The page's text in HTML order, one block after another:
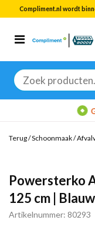
Compliment.nl wordt
Zoeken
naar:
Terug/Schoonmaak/
Powersterko
125 cm |
Artikelnummer: 80293